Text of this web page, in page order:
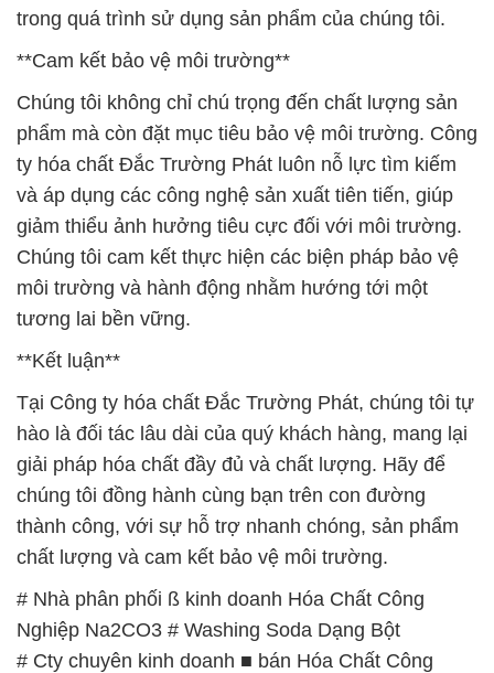
trong quá trình sử dụng sản phẩm của chúng tôi.
**Cam kết bảo vệ môi trường**
Chúng tôi không chỉ chú trọng đến chất lượng sản
phẩm mà còn đặt mục tiêu bảo vệ môi trường. Công
ty hóa chất Đắc Trường Phát luôn nỗ lực tìm kiếm
và áp dụng các công nghệ sản xuất tiên tiến, giúp
giảm thiểu ảnh hưởng tiêu cực đối với môi trường.
Chúng tôi cam kết thực hiện các biện pháp bảo vệ
môi trường và hành động nhằm hướng tới một
tương lai bền vững.
**Kết luận**
Tại Công ty hóa chất Đắc Trường Phát, chúng tôi tự
hào là đối tác lâu dài của quý khách hàng, mang lại
giải pháp hóa chất đầy đủ và chất lượng. Hãy để
chúng tôi đồng hành cùng bạn trên con đường
thành công, với sự hỗ trợ nhanh chóng, sản phẩm
chất lượng và cam kết bảo vệ môi trường.
# Nhà phân phối ß kinh doanh Hóa Chất Công
Nghiệp Na2CO3 # Washing Soda Dạng Bột
# Cty chuyên kinh doanh ■ bán Hóa Chất Công